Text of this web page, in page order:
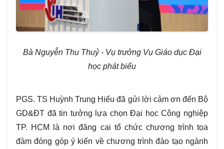
Bà Nguyễn Thu Thuỷ - Vụ trưởng Vụ Giáo dục Đại
học phát biểu
PGS. TS Huỳnh Trung Hiếu đã gửi lời cảm ơn đến Bộ
GD&ĐT đã tin tưởng lựa chọn Đại học Công nghiệp
TP. HCM là nơi đăng cai tổ chức chương trình tọa
đàm đóng góp ý kiến về chương trình đào tạo ngành